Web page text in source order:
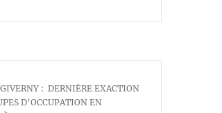
: DERNIÈRE EXACTION
D’OCCUPATION EN